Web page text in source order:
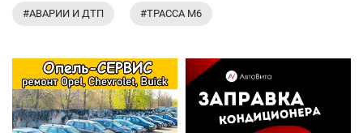
#АВАРИИ И ДТП #ТРАССА М6